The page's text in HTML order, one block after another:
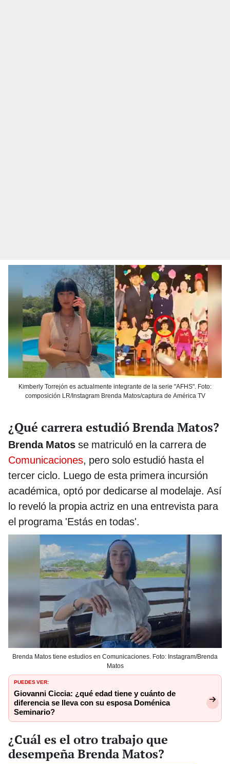
Kimberly Torrejón es actualmente integrante de la serie "AFHS". Foto:
composición LR/Instagram Brenda Matos/captura de América TV
¿Qué carrera estudió Brenda Matos?
Brenda Matos se matriculó en la carrera de
Comunicaciones, pero solo estudió hasta el
tercer ciclo. Luego de esta primera incursión
académica, optó por dedicarse al modelaje. Así
lo reveló la propia actriz en una entrevista para
el programa 'Estás en todas'.
Brenda Matos tiene estudios en Comunicaciones. Foto: Instagram/Brenda
Matos
PUEDES VER:
Giovanni Ciccia: ¿qué edad tiene y cuánto de
diferencia se lleva con su esposa Doménica
Seminario?
¿Cuál es el otro trabajo que
desempeña Brenda Matos?